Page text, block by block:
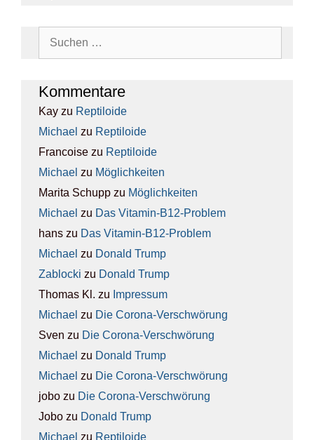
Kom­men­ta­re
Kay zu Rep­ti­lo­ide
Michael zu Rep­ti­lo­ide
Francoise zu Rep­ti­lo­ide
Michael zu Mög­lich­kei­ten
Marita Schupp zu Mög­lich­kei­ten
Michael zu Das Vit­amin-B12-Pro­blem
hans zu Das Vit­amin-B12-Pro­blem
Michael zu Donald Trump
Zablocki zu Donald Trump
Thomas Kl. zu Impres­sum
Michael zu Die Coro­na-Ver­schwö­rung
Sven zu Die Coro­na-Ver­schwö­rung
Michael zu Donald Trump
Michael zu Die Coro­na-Ver­schwö­rung
jobo zu Die Coro­na-Ver­schwö­rung
Jobo zu Donald Trump
Michael zu Rep­ti­lo­ide